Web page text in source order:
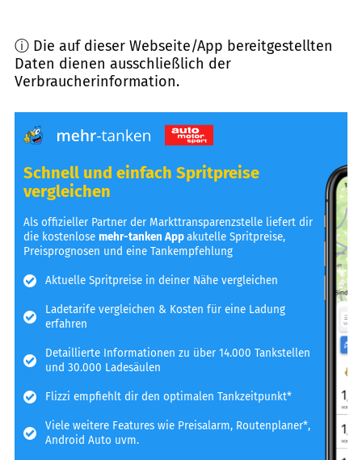
ⓘ Die auf dieser Webseite/App bereitgestellten
Daten dienen ausschließlich der
Verbraucherinformation.
Schnell und einfach Spritpreise
vergleichen
Als offizieller Partner der Markttransparenzstelle liefert dir
die kostenlosemehr-tanken Appakutelle Spritpreise,
Preisprognosen und eine Tankempfehlung
Aktuelle Spritpreise in deiner Nähe vergleichen
Ladetarife vergleichen & Kosten für eine Ladung
erfahren
Detaillierte Informationen zu über 14.000 Tankstellen
und 30.000 Ladesäulen
Flizzi empfiehlt dir den optimalen Tankzeitpunkt*
Viele weitere Features wie Preisalarm, Routenplaner*,
Android Auto uvm.